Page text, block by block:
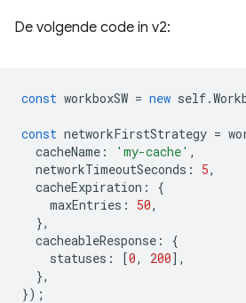
De volgende code in v2:
const workboxSW = new self.
const networkFirstStrategy =
cacheName : 'my-cache' ,
networkTimeoutSeconds : 5,
cacheExpiration :
{
maxEntries : 50,
},
cacheableResponse :
{
statuses : [0, 200],
},
});